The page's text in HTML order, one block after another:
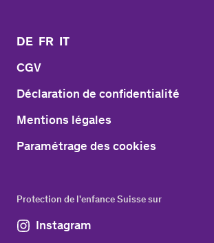
DE FR IT
CGV
Déclaration de confidentialité
Mentions légales
Paramétrage des cookies
Protection de l'enfance Suisse sur
Instagram